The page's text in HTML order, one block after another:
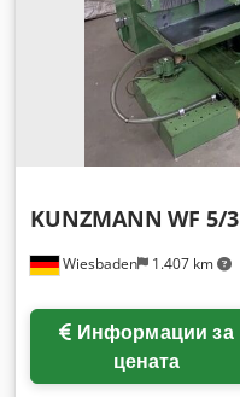
Wiesbaden 1.407 km
KUNZMANN WF 5/3
цената